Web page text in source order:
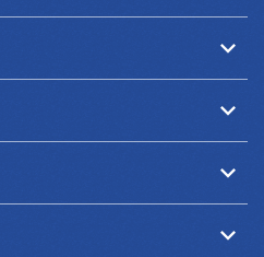
keyboard_arrow_down
keyboard_arrow_down
keyboard_arrow_down
keyboard_arrow_down